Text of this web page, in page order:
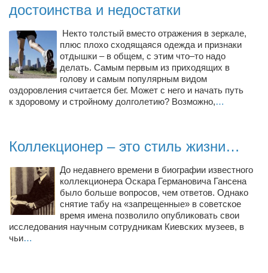
Владимир Айзенберг
Игорь Добровольский
Оксана Скоробагатская
Александра Скорук
Бизнес-партнёры
Здоровье
Врач психиатр–нарколог Анплеев А.Б.
Косметологическое отделение КП Сумская
городская клиническая больница №4
достоинства и недостатки
Некто толстый вместо отражения в зеркале,
плюс плохо сходящаяся одежда и признаки
отдышки – в общем, с этим что–то надо
делать. Самым первым из приходящих в
голову и самым популярным видом
оздоровления считается бег. Может с него и начать путь
к здоровому и стройному долголетию? Возможно,…
Коллекционер – это стиль жизни…
До недавнего времени в биографии известного
коллекционера Оскара Германовича Гансена
было больше вопросов, чем ответов. Однако
снятие табу на «запрещенные» в советское
время имена позволило опубликовать свои
исследования научным сотрудникам Киевских музеев, в
чьи…